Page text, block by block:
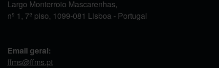
Largo Monterroio Mascarenhas,
nº 1, 7º piso, 1099-081 Lisboa - Portugal
Email geral:
ffms@ffms.pt